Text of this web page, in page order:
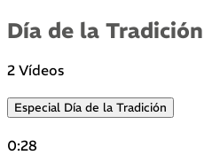
Día de la Tradición
2 Vídeos
Especial Día de la Tradición
0:28